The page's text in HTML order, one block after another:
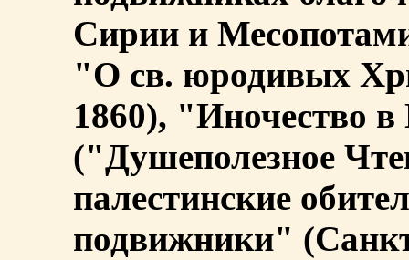
Сирии и
"О св. юродивых
1860), "Иночество
("Душеполезное
палестинские
подвижники"